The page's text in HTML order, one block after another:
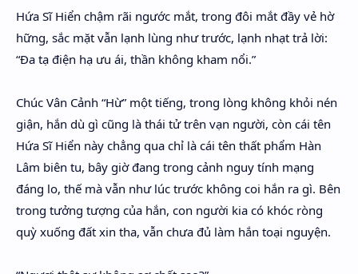
Hứa Sĩ Hiển chậm rãi ngước mắt, trong đôi mắt đầy vẻ hờ
hững, sắc mặt vẫn lạnh lùng như trước, lạnh nhạt trả lời:
“Đa tạ điện hạ ưu ái, thần không kham nổi.”
Chúc Vân Cảnh “Hừ” một tiếng, trong lòng không khỏi nén
giận, hắn dù gì cũng là thái tử trên vạn người, còn cái tên
Hứa Sĩ Hiển này chẳng qua chỉ là cái tên thất phẩm Hàn
Lâm biên tu, bây giờ đang trong cảnh nguy tính mạng
đáng lo, thế mà vẫn như lúc trước không coi hắn ra gì. Bên
trong tưởng tượng của hắn, con người kia có khóc ròng
quỳ xuống đất xin tha, vẫn chưa đủ làm hắn toại nguyện.